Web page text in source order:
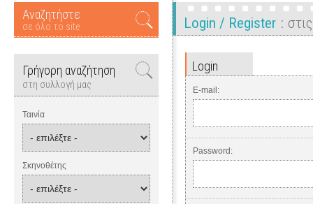
Αναζητήστε
σε όλο το site
Γρήγορη αναζήτηση
στη συλλογή μας
Ταινία
Σκηνοθέτης
Login / Register
Login
E-mail:
Password: